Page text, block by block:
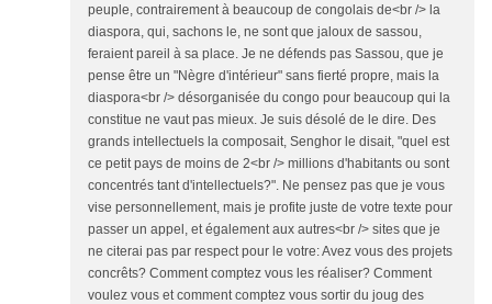
peuple, contrairement à beaucoup de congolais de<br /> la
diaspora, qui, sachons le, ne sont que jaloux de sassou,
feraient pareil à sa place. Je ne défends pas Sassou, que je
pense être un "Nègre d'intérieur" sans fierté propre, mais la
diaspora<br /> désorganisée du congo pour beaucoup qui la
constitue ne vaut pas mieux. Je suis désolé de le dire. Des
grands intellectuels la composait, Senghor le disait, "quel est
ce petit pays de moins de 2<br /> millions d'habitants ou sont
concentrés tant d'intellectuels?". Ne pensez pas que je vous
vise personnellement, mais je profite juste de votre texte pour
passer un appel, et également aux autres<br /> sites que je
ne citerai pas par respect pour le votre: Avez vous des projets
concrêts? Comment comptez vous les réaliser? Comment
voulez vous et comment comptez vous sortir du joug des